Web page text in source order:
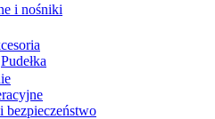
i nośniki
Pudełka